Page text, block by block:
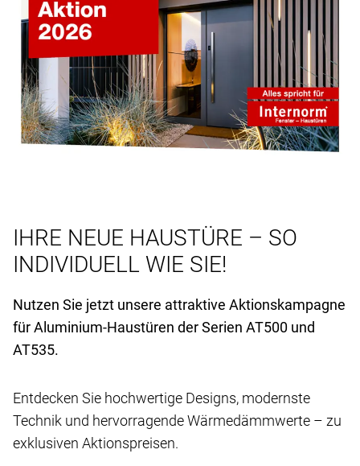
IHRE NEUE HAUSTÜRE – SO
INDIVIDUELL WIE SIE!
Nutzen Sie jetzt unsere attraktive Aktionskampagne
für Aluminium-Haustüren der Serien AT500 und
AT535.
Entdecken Sie hochwertige Designs, modernste
Technik und hervorragende Wärmedämmwerte – zu
exklusiven Aktionspreisen.